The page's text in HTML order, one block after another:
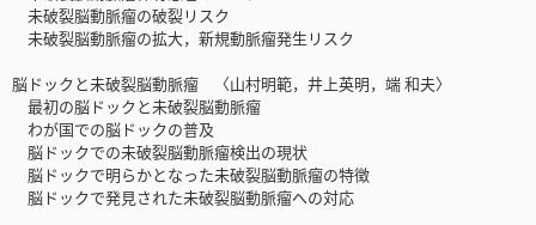
未破裂脳動脈瘤の破裂リスク
未破裂脳動脈瘤の拡大，新規動脈瘤発生リスク
脳ドックと未破裂脳動脈瘤 〈山村明範，井上英明，端 和夫〉
最初の脳ドックと未破裂脳動脈瘤
わが国での脳ドックの普及
脳ドックでの未破裂脳動脈瘤検出の現状
脳ドックで明らかとなった未破裂脳動脈瘤の特徴
脳ドックで発見された未破裂脳動脈瘤への対応